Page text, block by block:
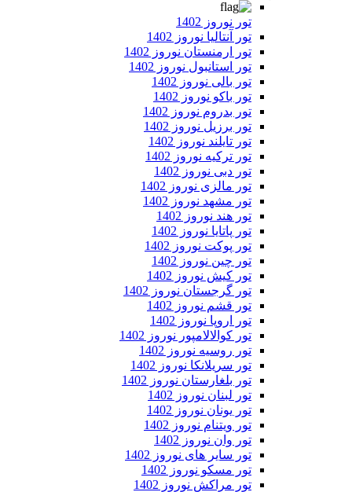
تور نوروز 1402
تور آنتالیا نوروز 1402
تور ارمنستان نوروز 1402
تور استانبول نوروز 1402
تور بالی نوروز 1402
تور باکو نوروز 1402
تور بدروم نوروز 1402
تور برزیل نوروز 1402
تور تایلند نوروز 1402
تور ترکیه نوروز 1402
تور دبی نوروز 1402
تور مالزی نوروز 1402
تور مشهد نوروز 1402
تور هند نوروز 1402
تور پاتایا نوروز 1402
تور پوکت نوروز 1402
تور چین نوروز 1402
تور کیش نوروز 1402
تور گرجستان نوروز 1402
تور قشم نوروز 1402
تور اروپا نوروز 1402
تور کوالالامپور نوروز 1402
تور روسیه نوروز 1402
تور سریلانکا نوروز 1402
تور بلغارستان نوروز 1402
تور لبنان نوروز 1402
تور یونان نوروز 1402
تور ویتنام نوروز 1402
تور وان نوروز 1402
تور سایر های نوروز 1402
تور مسکو نوروز 1402
تور مراکش نوروز 1402